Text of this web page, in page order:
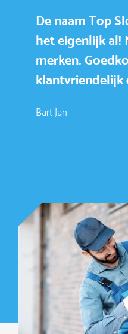
De naam Top
het eigenlijk al!
merken.
klantvriendelijk
Bart Jan